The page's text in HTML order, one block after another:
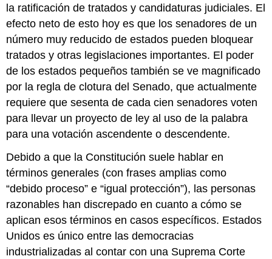
la ratificación de tratados y candidaturas judiciales. El
efecto neto de esto hoy es que los senadores de un
número muy reducido de estados pueden bloquear
tratados y otras legislaciones importantes. El poder
de los estados pequeños también se ve magnificado
por la regla de clotura del Senado, que actualmente
requiere que sesenta de cada cien senadores voten
para llevar un proyecto de ley al uso de la palabra
para una votación ascendente o descendente.
Debido a que la Constitución suele hablar en
términos generales (con frases amplias como
“debido proceso” e “igual protección”), las personas
razonables han discrepado en cuanto a cómo se
aplican esos términos en casos específicos. Estados
Unidos es único entre las democracias
industrializadas al contar con una Suprema Corte